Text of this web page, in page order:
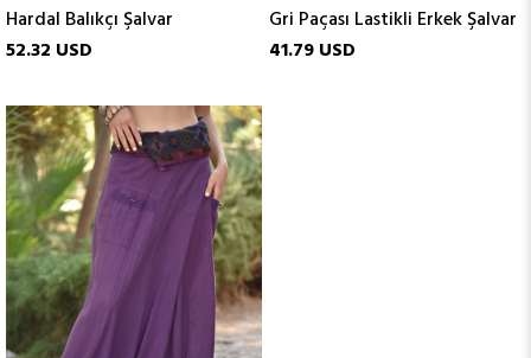
Hardal Balıkçı Şalvar
52.32 USD
Gri Paçası Lastikli Erkek Şalvar
41.79 USD